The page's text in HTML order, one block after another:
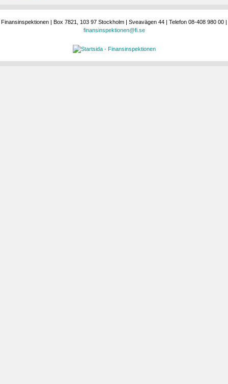
Finansinspektionen | Box 7821, 103 97 Stockholm | Sveavägen 44 | Telefon 08-408 980 00 |
finansinspektionen@fi.se